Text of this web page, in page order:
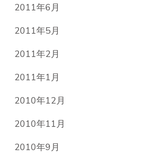
2011年6月
2011年5月
2011年2月
2011年1月
2010年12月
2010年11月
2010年9月